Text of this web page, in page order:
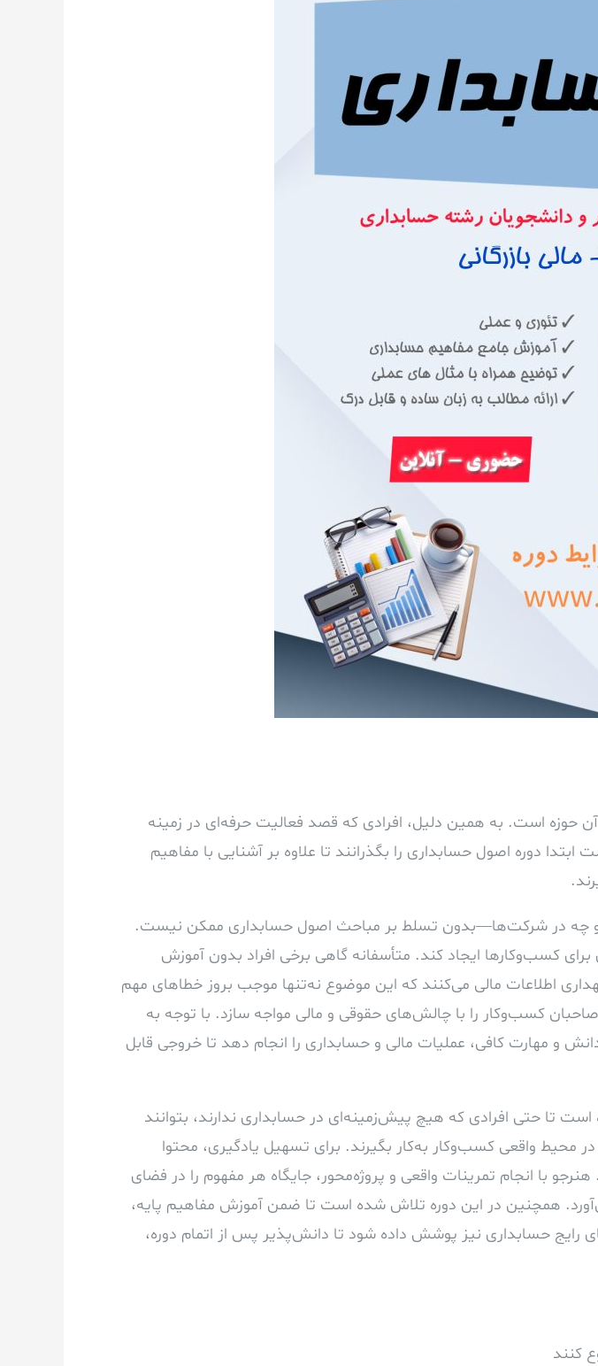
حوزه است. به همین دلیل، افرادی که قصد فعالیت حرفه‌ای در زمینه
دوره اصول حسابداری را بگذرانند تا علاوه بر آشنایی با مفاهیم
و چه در شرکت‌ها—بدون تسلط بر مباحث اصول حسابداری ممکن نیست.
کسب‌وکارها ایجاد کند. متأسفانه گاهی برخی افراد بدون آموزش
اطلاعات مالی می‌کنند که این موضوع نه‌تنها موجب بروز خطاهای مهم
کسب‌وکار را با چالش‌های حقوقی و مالی مواجه سازد. با توجه به
مهارت کافی، عملیات مالی و حسابداری را انجام دهد تا خروجی قابل
تا حتی افرادی که هیچ پیش‌زمینه‌ای در حسابداری ندارند، بتوانند
محیط واقعی کسب‌وکار به‌کار بگیرند. برای تسهیل یادگیری، محتوا
با انجام تمرینات واقعی و پروژه‌محور، جایگاه هر مفهوم را در فضای
همچنین در این دوره تلاش شده است تا ضمن آموزش مفاهیم پایه،
رایج حسابداری نیز پوشش داده شود تا دانش‌پذیر پس از اتمام دوره،
کنند